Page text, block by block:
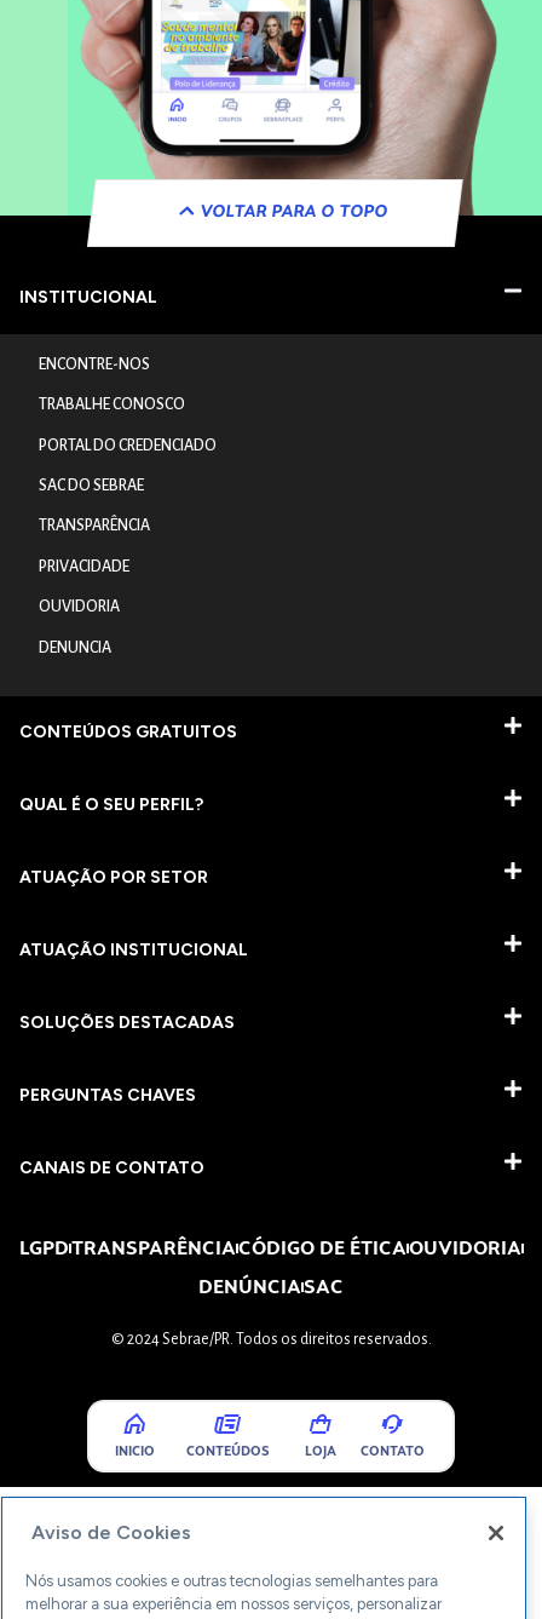
VOLTAR PARA O TOPO
INSTITUCIONAL
ENCONTRE-NOS
TRABALHE CONOSCO
PORTAL DO CREDENCIADO
SAC DO SEBRAE
TRANSPARÊNCIA
PRIVACIDADE
OUVIDORIA
DENUNCIA
CONTEÚDOS GRATUITOS
QUAL É O SEU PERFIL?
ATUAÇÃO POR SETOR
ATUAÇÃO INSTITUCIONAL
SOLUÇÕES DESTACADAS
PERGUNTAS CHAVES​
CANAIS DE CONTATO
LGPDTRANSPARÊNCIACÓDIGO DE ÉTICAOUVIDORIA
DENÚNCIASAC
© 2024 Sebrae/PR. Todos os direitos reservados.
INICIO CONTEÚDOS LOJA CONTATO
Aviso de Cookies
Nós usamos cookies e outras tecnologias semelhantes para
melhorar a sua experiência em nossos serviços, personalizar